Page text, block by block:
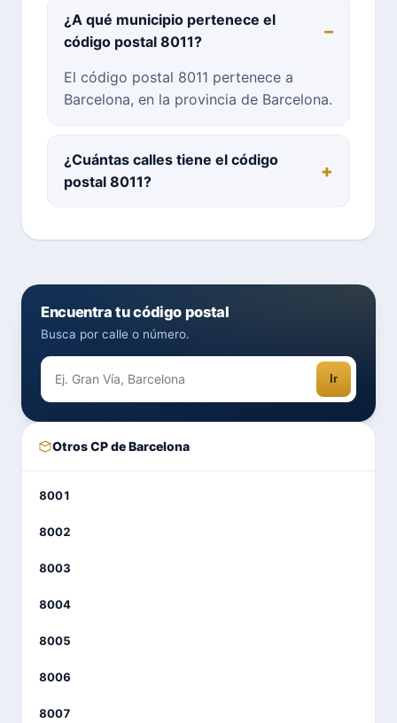
¿A qué municipio pertenece el
código postal 8011?
El código postal 8011 pertenece a
Barcelona, en la provincia de Barcelona.
¿Cuántas calles tiene el código
postal 8011?
Encuentra tu código postal
Busca por calle o número.
Ir
Otros CP de Barcelona
8001
8002
8003
8004
8005
8006
8007